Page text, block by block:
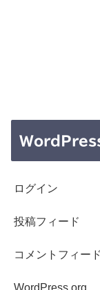
ログイン
投稿フィード
コメントフィード